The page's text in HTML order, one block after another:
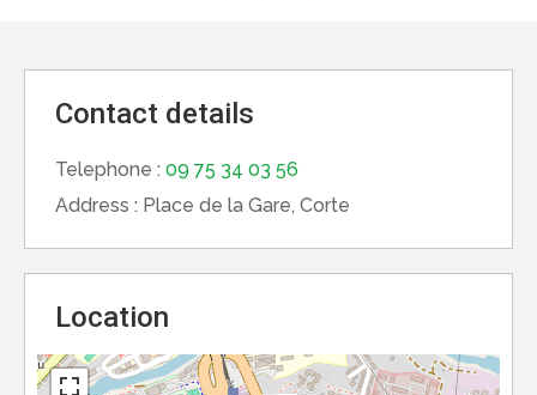
Contact details
Telephone : 09 75 34 03 56
Address : Place de la Gare, Corte
Location